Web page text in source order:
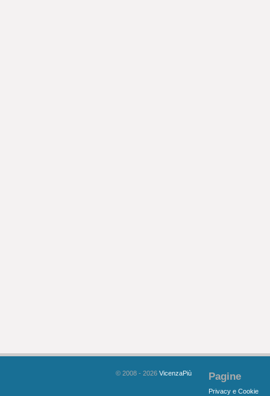
© 2008 - 2026 VicenzaPiù Pagine
Privacy e Cookie